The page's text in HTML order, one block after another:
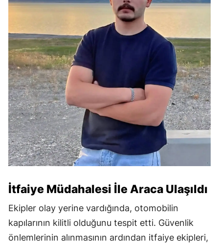
İtfaiye Müdahalesi İle Araca Ulaşıldı
Ekipler olay yerine vardığında, otomobilin
kapılarının kilitli olduğunu tespit etti. Güvenlik
önlemlerinin alınmasının ardından itfaiye ekipleri,